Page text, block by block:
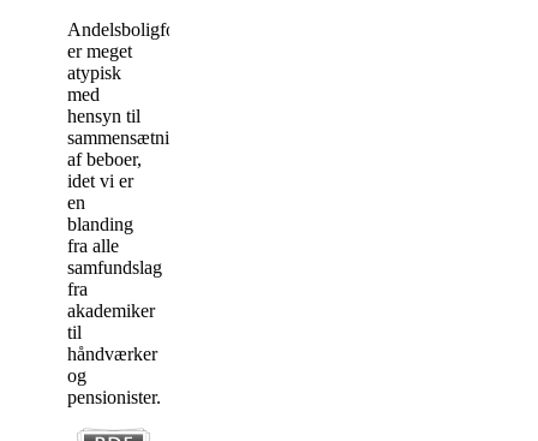
Andelsboligforeningen
er meget
atypisk
med
hensyn til
sammensætningen
af beboer,
idet vi er
en
blanding
fra alle
samfundslag
fra
akademiker
til
håndværker
og
pensionister.